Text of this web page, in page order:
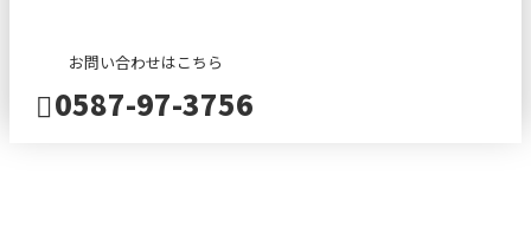
お問い合わせはこちら
0587-97-3756